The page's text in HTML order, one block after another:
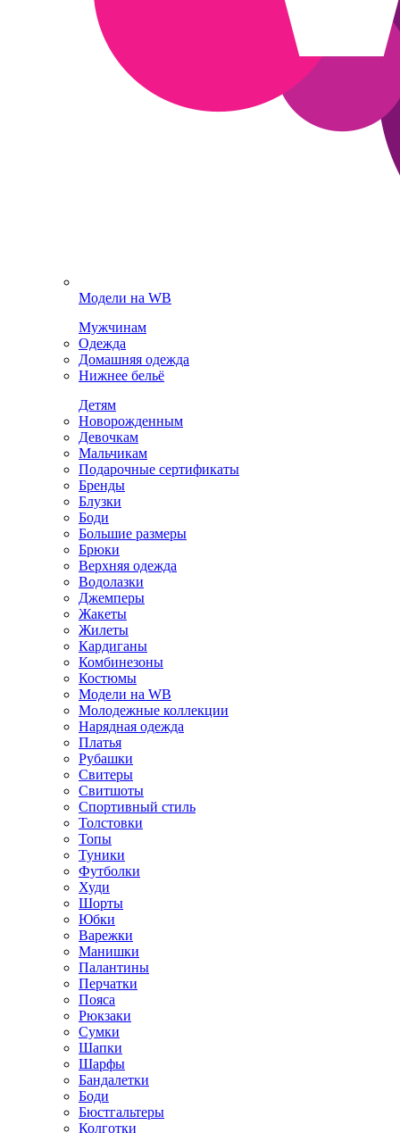
Модели на WB
Мужчинам
Одежда
Домашняя одежда
Нижнее бельё
Детям
Новорожденным
Девочкам
Мальчикам
Подарочные сертификаты
Бренды
Блузки
Боди
Большие размеры
Брюки
Верхняя одежда
Водолазки
Джемперы
Жакеты
Жилеты
Кардиганы
Комбинезоны
Костюмы
Модели на WB
Молодежные коллекции
Нарядная одежда
Платья
Рубашки
Свитеры
Свитшоты
Спортивный стиль
Толстовки
Топы
Туники
Футболки
Худи
Шорты
Юбки
Варежки
Манишки
Палантины
Перчатки
Пояса
Рюкзаки
Сумки
Шапки
Шарфы
Бандалетки
Боди
Бюстгальтеры
Колготки